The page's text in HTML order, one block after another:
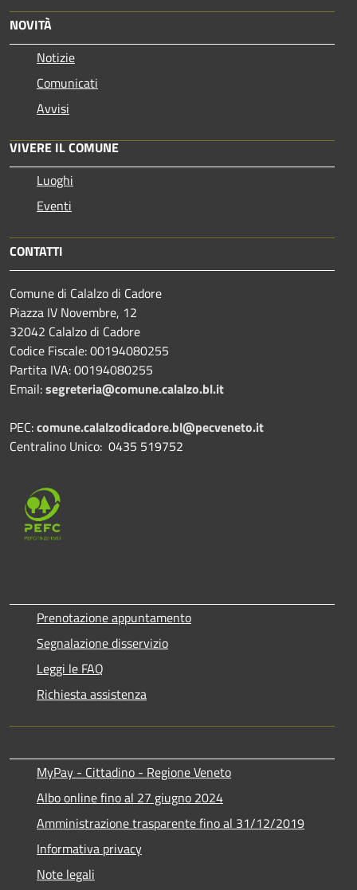
NOVITÀ
Notizie
Comunicati
Avvisi
VIVERE IL COMUNE
Luoghi
Eventi
CONTATTI
Comune di Calalzo di Cadore
Piazza IV Novembre, 12
32042 Calalzo di Cadore
Codice Fiscale: 00194080255
Partita IVA: 00194080255
Email:segreteria@comune.calalzo.bl.it
PEC:comune.calalzodicadore.bl@pecveneto.it
Centralino Unico: 0435 519752
Prenotazione appuntamento
Segnalazione disservizio
Leggi le FAQ
Richiesta assistenza
MyPay - Cittadino - Regione Veneto
Albo online fino al 27 giugno 2024
Amministrazione trasparente fino al 31/12/2019
Informativa privacy
Note legali